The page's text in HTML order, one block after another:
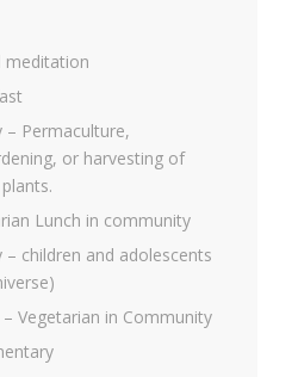
meditation
– Permaculture,
or harvesting of
Lunch in community
– children and adolescents
Vegetarian in Community